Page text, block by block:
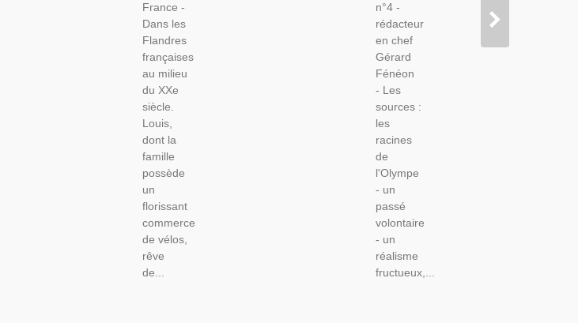
France -
Dans les
Flandres
françaises
au milieu
du XXe
siècle.
Louis,
dont la
famille
possède
un
florissant
commerce
de vélos,
rêve
de...
n°4 -
rédacteur
en chef
Gérard
Fénéon
- Les
sources :
les
racines
de
l'Olympe
- un
passé
volontaire
- un
réalisme
fructueux,...